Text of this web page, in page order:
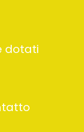
dotati